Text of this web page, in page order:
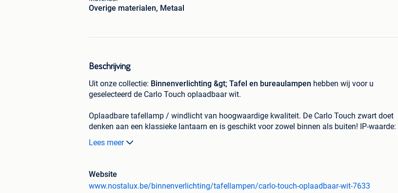
Overige materialen, Metaal
Beschrijving
Uit onze collectie: Binnenverlichting &gt; Tafel en bureaulampen hebben wij voor u
geselecteerd de Carlo Touch oplaadbaar wit.
Oplaadbare tafellamp / windlicht van hoogwaardige kwaliteit. De Carlo Touch zwart doet
denken aan een klassieke lantaarn en is geschikt voor zowel binnen als buiten! IP-waarde:
IP65. Deze batterij-LED-lantaarn maakt indruk met zijn moderne ontwerp en zuinigheid. De
geïntegreerde batterij levert voldoende energie voor meer dan 9 uur en heeft een Touch ON /
10% van zijn maximale lichtuitstoot. De Carlo geeft een romantische lichtkleur van 3000
USB-oplader welke voorzien is van 1,5 meter kabel en is verkrijgbaar in 4 kleuren. Zwart,
Lees meer
Website
www.nostalux.be/binnenverlichting/tafellampen/carlo-touch-oplaadbaar-wit-7633